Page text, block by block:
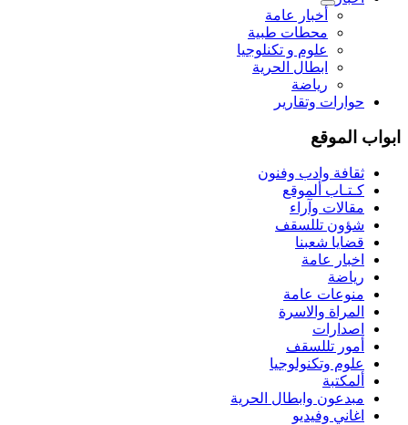
أخبار عامة
محطات طبية
علوم و تکنلوجیا
ابطال الحرية
رياضة
حوارات وتقارير
ابواب الموقع
ثقافة وادب وفنون
كـتـاب ألموقع
مقالات وآراء
شؤون تللسقف
قضايا شعبنا
اخبار عامة
رياضة
منوعات عامة
المراة والاسرة
اصدارات
أمور تللسقف
علوم وتكنولوجيا
ألمكتبة
مبدعون وابطال الحرية
اغاني وفيديو